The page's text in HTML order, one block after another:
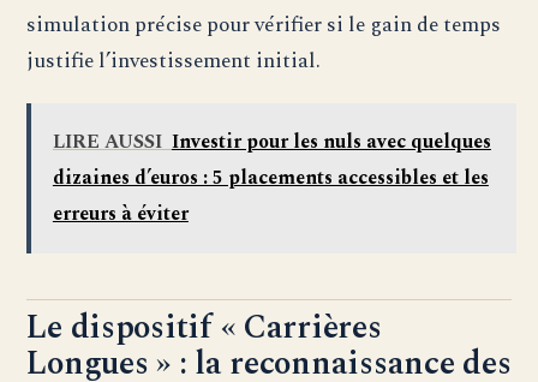
simulation précise pour vérifier si le gain de temps
justifie l’investissement initial.
LIRE AUSSI Investir pour les nuls avec quelques
dizaines d’euros : 5 placements accessibles et les
erreurs à éviter
Le dispositif « Carrières
Longues » : la reconnaissance des